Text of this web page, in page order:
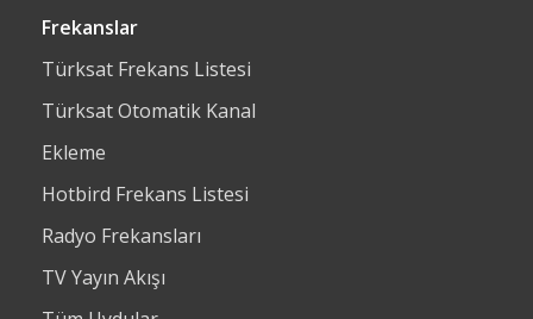
Frekanslar
Türksat Frekans Listesi
Türksat Otomatik Kanal
Ekleme
Hotbird Frekans Listesi
Radyo Frekansları
TV Yayın Akışı